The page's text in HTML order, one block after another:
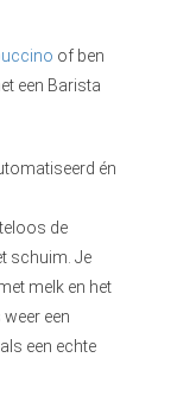
of ben
een Barista
én
de
schuim. Je
melk en het
een
een echte